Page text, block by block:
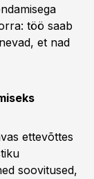
töö saab
et nad
ettevõttes
soovitused,